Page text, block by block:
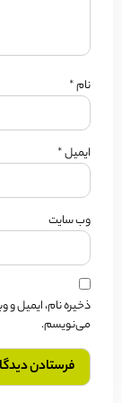
سایت
نام، ایمیل و وبسایت